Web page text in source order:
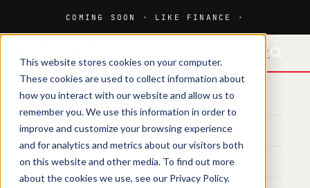
This website stores cookies on your computer.
These cookies are used to collect information about
how you interact with our website and allow us to
remember you. We use this information in order to
improve and customize your browsing experience
and for analytics and metrics about our visitors both
on this website and other media. To find out more
about the cookies we use, see our Privacy Policy.
HOME
MEDIA
MAGAZINE